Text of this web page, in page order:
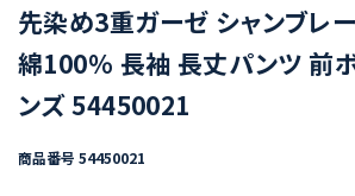
先染め3重ガーゼ シャンブレー
綿100% 長袖 長丈パンツ 前
ンズ 54450021
商品番号 54450021